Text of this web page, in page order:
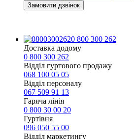
Замовити дзвінок
0 800 300 262
Доставка додому
0 800 300 262
Відділ гуртового продажу
068 100 05 05​
Відділ персоналу
067 509 91 13
Гаряча лінія
0 800 30 00 20
Гуртівня
096 050 55 00
Відділ маркетингу